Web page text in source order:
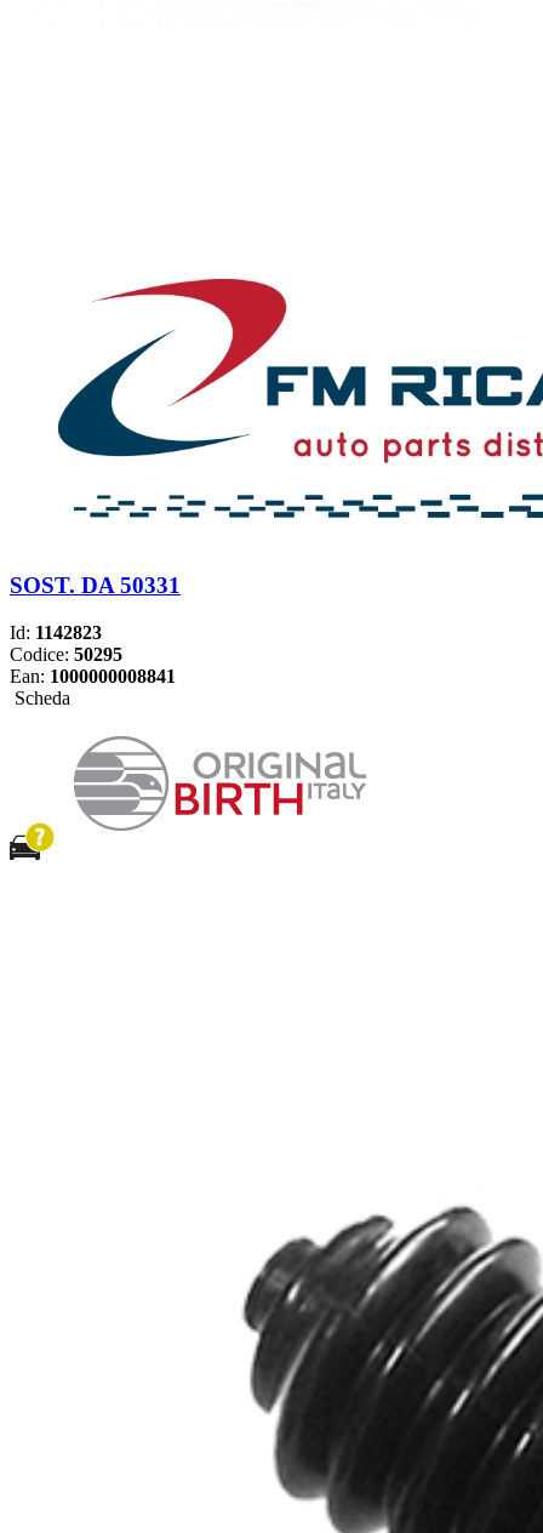
SOST. DA 50331
Id: 1142823
Codice: 50295
Ean: 1000000008841
Scheda